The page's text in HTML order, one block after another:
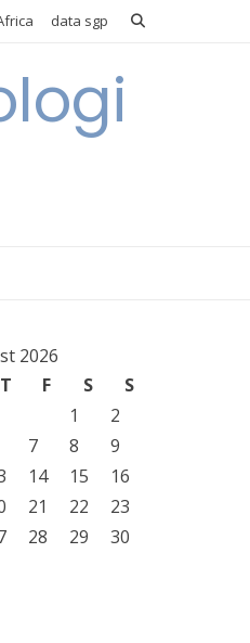
data sgp
2026
T F S
S
1
2
7 8
9
14 15
16
21 22
23
28 29
30